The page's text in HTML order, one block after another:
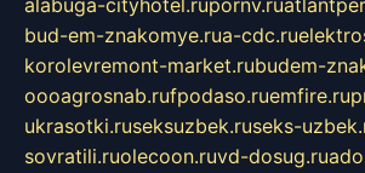
alabuga-cityhotel.rupornv.ru
bud-em-znakomye.rua-cdc.ru
korolevremont-market.rubudem-
oooagrosnab.rufpodaso.ruemfire.ru
ukrasotki.ruseksuzbek.ruseks-
sovratili.ruolecoon.ruvd-dosug.ru